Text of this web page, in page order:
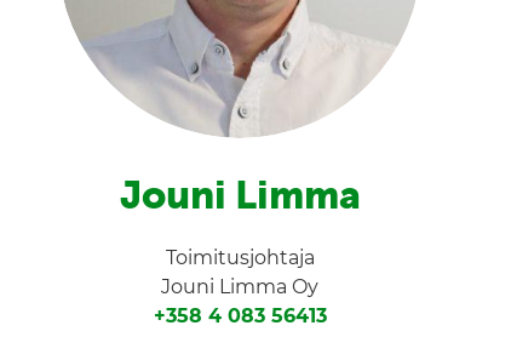
Jouni Limma
Toimitusjohtaja
Jouni Limma Oy
+358 4 083 56413